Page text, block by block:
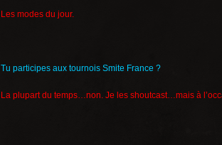
Les modes du jour.
Tu participes aux tournois Smite France ?
La plupart du temps…non. Je les shoutcast…mais à